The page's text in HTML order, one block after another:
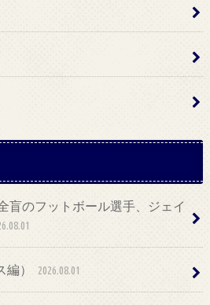
盲のフットボール選手、ジェイ
） 2026.08.01